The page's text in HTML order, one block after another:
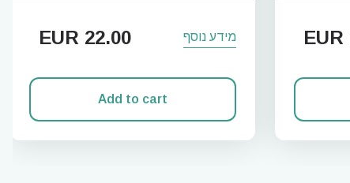
EUR מידע נוסף EUR 22.00
Add to cart